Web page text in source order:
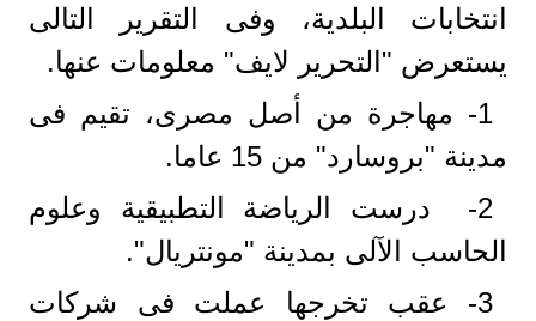
انتخابات البلدية، وفى التقرير التالى
يستعرض "التحرير لايف" معلومات عنها.
1- مهاجرة من أصل مصرى، تقيم فى
مدينة "بروسارد" من 15 عاما.
2- درست الرياضة التطبيقية وعلوم
الحاسب الآلى بمدينة "مونتريال".
3- عقب تخرجها عملت فى شركات